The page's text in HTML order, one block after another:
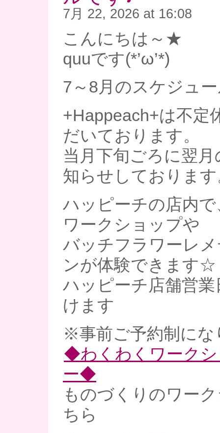
7月 22, 2026 at 16:08
こんにちは～★
quuです(*’ω’*)
7～8月のスケジュ
+Happeach+は不定
だいております。
当月下旬ごろに翌
知らせしておりま
ハッピーチの店内
ワークショップや
バッチフラワーレ
ンが体験できます☆
ハッピーチ店舗営
けます
※事前ご予約制にな
◆わくわくワーク
ー◆
ものづくりのワー
ちら